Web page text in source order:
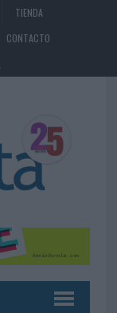
TIENDA
CONTACTO